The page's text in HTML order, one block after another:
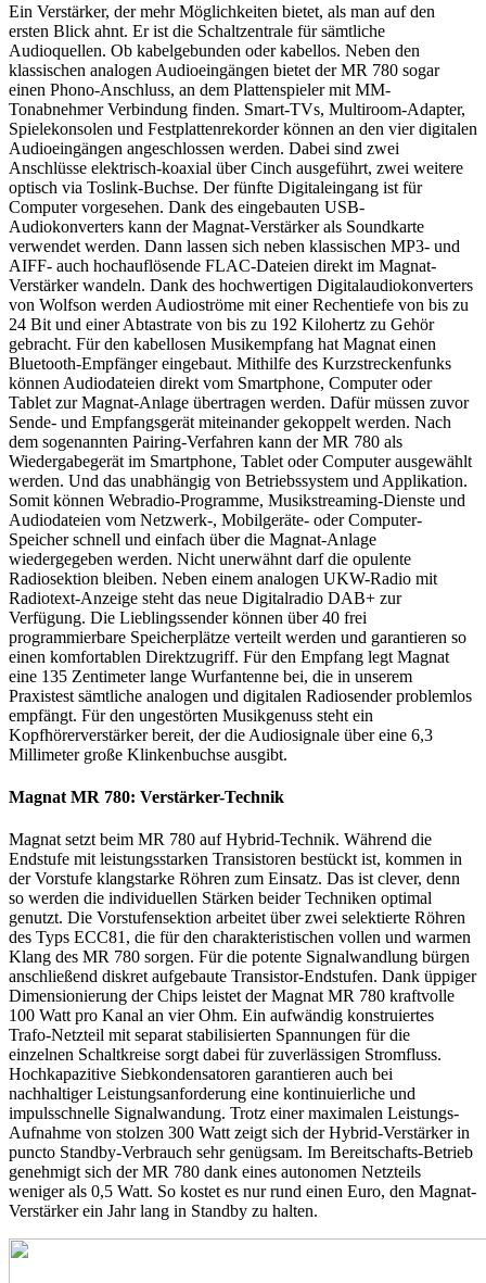
Ein Verstärker, der mehr Möglichkeiten bietet, als man auf den
ersten Blick ahnt. Er ist die Schaltzentrale für sämtliche
Audioquellen. Ob kabelgebunden oder kabellos. Neben den
klassischen analogen Audioeingängen bietet der MR 780 sogar
einen Phono-Anschluss, an dem Plattenspieler mit MM-
Tonabnehmer Verbindung finden. Smart-TVs, Multiroom-Adapter,
Spielekonsolen und Festplattenrekorder können an den vier digitalen
Audioeingängen angeschlossen werden. Dabei sind zwei
Anschlüsse elektrisch-koaxial über Cinch ausgeführt, zwei weitere
optisch via Toslink-Buchse. Der fünfte Digitaleingang ist für
Computer vorgesehen. Dank des eingebauten USB-
Audiokonverters kann der Magnat-Verstärker als Soundkarte
verwendet werden. Dann lassen sich neben klassischen MP3- und
AIFF- auch hochauflösende FLAC-Dateien direkt im Magnat-
Verstärker wandeln. Dank des hochwertigen Digitalaudiokonverters
von Wolfson werden Audioströme mit einer Rechentiefe von bis zu
24 Bit und einer Abtastrate von bis zu 192 Kilohertz zu Gehör
gebracht. Für den kabellosen Musikempfang hat Magnat einen
Bluetooth-Empfänger eingebaut. Mithilfe des Kurzstreckenfunks
können Audiodateien direkt vom Smartphone, Computer oder
Tablet zur Magnat-Anlage übertragen werden. Dafür müssen zuvor
Sende- und Empfangsgerät miteinander gekoppelt werden. Nach
dem sogenannten Pairing-Verfahren kann der MR 780 als
Wiedergabegerät im Smartphone, Tablet oder Computer ausgewählt
werden. Und das unabhängig von Betriebssystem und Applikation.
Somit können Webradio-Programme, Musikstreaming-Dienste und
Audiodateien vom Netzwerk-, Mobilgeräte- oder Computer-
Speicher schnell und einfach über die Magnat-Anlage
wiedergegeben werden. Nicht unerwähnt darf die opulente
Radiosektion bleiben. Neben einem analogen UKW-Radio mit
Radiotext-Anzeige steht das neue Digitalradio DAB+ zur
Verfügung. Die Lieblingssender können über 40 frei
programmierbare Speicherplätze verteilt werden und garantieren so
einen komfortablen Direktzugriff. Für den Empfang legt Magnat
eine 135 Zentimeter lange Wurfantenne bei, die in unserem
Praxistest sämtliche analogen und digitalen Radiosender problemlos
empfängt. Für den ungestörten Musikgenuss steht ein
Kopfhörerverstärker bereit, der die Audiosignale über eine 6,3
Millimeter große Klinkenbuchse ausgibt.
Magnat MR 780: Verstärker-Technik
Magnat setzt beim MR 780 auf Hybrid-Technik. Während die
Endstufe mit leistungsstarken Transistoren bestückt ist, kommen in
der Vorstufe klangstarke Röhren zum Einsatz. Das ist clever, denn
so werden die individuellen Stärken beider Techniken optimal
genutzt. Die Vorstufensektion arbeitet über zwei selektierte Röhren
des Typs ECC81, die für den charakteristischen vollen und warmen
Klang des MR 780 sorgen. Für die potente Signalwandlung bürgen
anschließend diskret aufgebaute Transistor-Endstufen. Dank üppiger
Dimensionierung der Chips leistet der Magnat MR 780 kraftvolle
100 Watt pro Kanal an vier Ohm. Ein aufwändig konstruiertes
Trafo-Netzteil mit separat stabilisierten Spannungen für die
einzelnen Schaltkreise sorgt dabei für zuverlässigen Stromfluss.
Hochkapazitive Siebkondensatoren garantieren auch bei
nachhaltiger Leistungsanforderung eine kontinuierliche und
impulsschnelle Signalwandung. Trotz einer maximalen Leistungs-
Aufnahme von stolzen 300 Watt zeigt sich der Hybrid-Verstärker in
puncto Standby-Verbrauch sehr genügsam. Im Bereitschafts-Betrieb
genehmigt sich der MR 780 dank eines autonomen Netzteils
weniger als 0,5 Watt. So kostet es nur rund einen Euro, den Magnat-
Verstärker ein Jahr lang in Standby zu halten.